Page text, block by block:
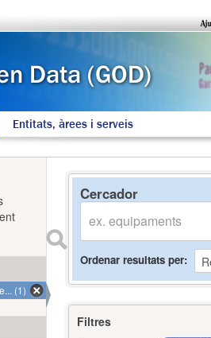
Entitats, àrees i serveis
Cercador
Ordenar resultats per
Filtres
(1)